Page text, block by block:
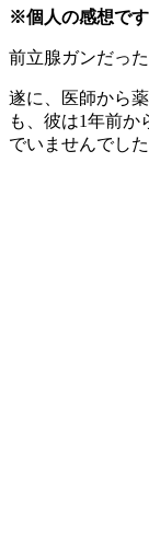
※個人の感想です
前立腺ガンだっ
遂に、医師から
も、彼は1年前か
でいませんでした